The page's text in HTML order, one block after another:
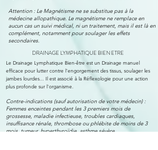
Attention : Le Magnétisme ne se substitue pas à la
médecine allopathique. Le magnétisme ne remplace en
aucun cas un suivi médical, ni un traitement, mais il est là en
complément, notamment pour soulager les effets
secondaires.
DRAINAGE LYMPHATIQUE BIEN ETRE
Le Drainage Lymphatique Bien-être est un Drainage manuel
efficace pour lutter contre l'engorgement des tissus, soulager les
jambes lourdes... Il est associé à la Réflexologie pour une action
plus profonde sur l'organisme.
Contre-indications (sauf autorisation de votre médecin) :
Femmes enceintes pendant les 3 premiers mois de
grossesse, maladie infectieuse, troubles cardiaques,
insuffisance rénale, thrombose ou phlébite de moins de 3
mois, tumeur, hyperthyroïdie, asthme sévère.